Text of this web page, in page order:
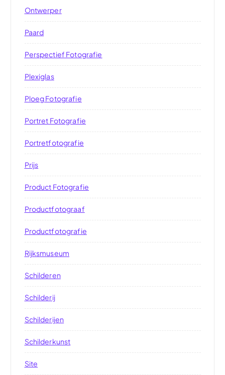
Ontwerper
Paard
Perspectief Fotografie
Plexiglas
Ploeg Fotografie
Portret Fotografie
Portretfotografie
Prijs
Product Fotografie
Productfotograaf
Productfotografie
Rijksmuseum
Schilderen
Schilderij
Schilderijen
Schilderkunst
Site